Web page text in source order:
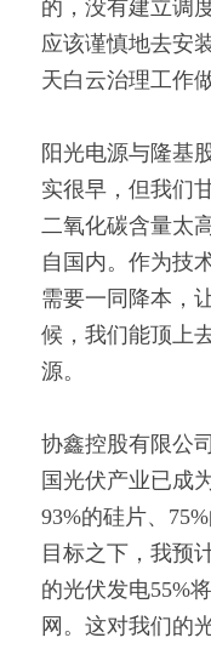
的，没有建立调
应该谨慎地去安
天白云治理工作
阳光电源与隆基
实很早，但我们
二氧化碳含量太
自国内。作为技
需要一同降本，
候，我们能顶上
源。
协鑫控股有限公
国光伏产业已成
93%的硅片、
目标之下，我预
的光伏发电55%
网。这对我们的